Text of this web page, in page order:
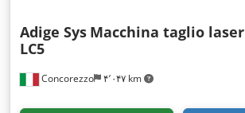
Concorezzo ۴٬۰۴۷ km
Adige Sys Macchina taglio laser
LC5